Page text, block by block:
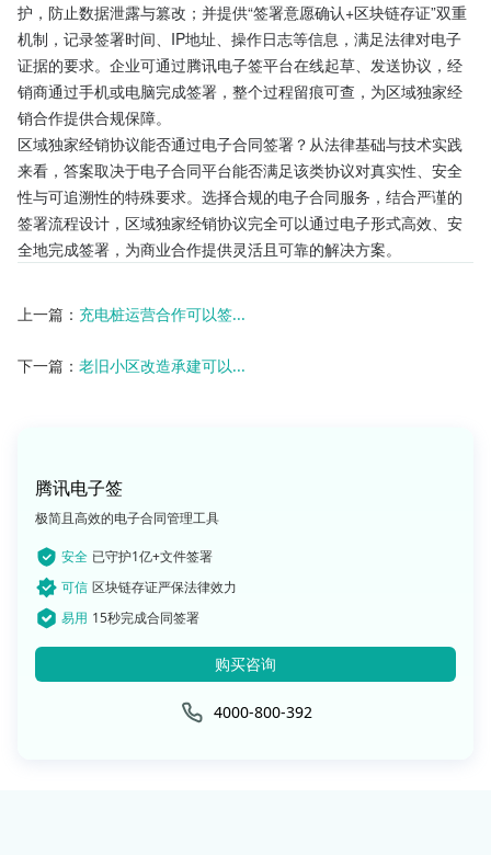
护，防止数据泄露与篡改；并提供“签署意愿确认+区块链存证”双重
机制，记录签署时间、IP地址、操作日志等信息，满足法律对电子
证据的要求。企业可通过腾讯电子签平台在线起草、发送协议，经
销商通过手机或电脑完成签署，整个过程留痕可查，为区域独家经
销合作提供合规保障。
区域独家经销协议能否通过电子合同签署？从法律基础与技术实践
来看，答案取决于电子合同平台能否满足该类协议对真实性、安全
性与可追溯性的特殊要求。选择合规的电子合同服务，结合严谨的
签署流程设计，区域独家经销协议完全可以通过电子形式高效、安
全地完成签署，为商业合作提供灵活且可靠的解决方案。
上一篇： 充电桩运营合作可以签...
下一篇： 老旧小区改造承建可以...
腾讯电子签
极简且高效的电子合同管理工具
安全 已守护1亿+文件签署
可信 区块链存证严保法律效力
易用 15秒完成合同签署
购买咨询
4000-800-392